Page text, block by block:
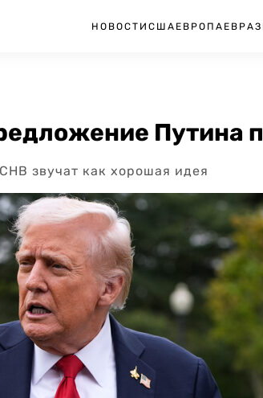
НОВОСТИ США ЕВРОПА
Путина
звучат как хорошая идея